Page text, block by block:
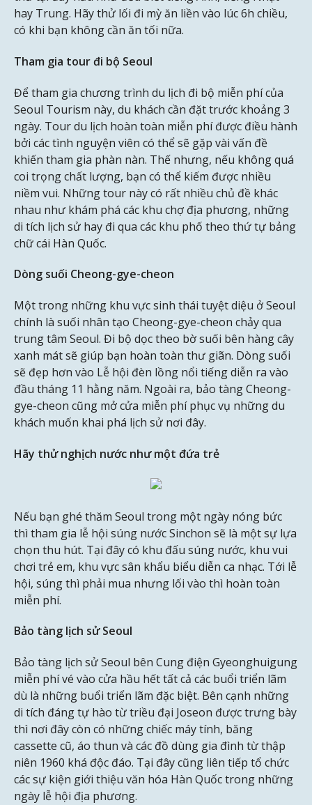
hay Trung. Hãy thử lối đi mỳ ăn liền vào lúc 6h chiều,
có khi bạn không cần ăn tối nữa.
Tham gia tour đi bộ Seoul
Để tham gia chương trình du lịch đi bộ miễn phí của
Seoul Tourism này, du khách cần đặt trước khoảng 3
ngày. Tour du lịch hoàn toàn miễn phí được điều hành
bởi các tình nguyện viên có thể sẽ gặp vài vấn đề
khiến tham gia phàn nàn. Thế nhưng, nếu không quá
coi trọng chất lượng, bạn có thể kiếm được nhiều
niềm vui. Những tour này có rất nhiều chủ đề khác
nhau như khám phá các khu chợ địa phương, những
di tích lịch sử hay đi qua các khu phố theo thứ tự bảng
chữ cái Hàn Quốc.
Dòng suối Cheong-gye-cheon
Một trong những khu vực sinh thái tuyệt diệu ở Seoul
chính là suối nhân tạo Cheong-gye-cheon chảy qua
trung tâm Seoul. Đi bộ dọc theo bờ suối bên hàng cây
xanh mát sẽ giúp bạn hoàn toàn thư giãn. Dòng suối
sẽ đẹp hơn vào Lễ hội đèn lồng nổi tiếng diễn ra vào
đầu tháng 11 hằng năm. Ngoài ra, bảo tàng Cheong-
gye-cheon cũng mở cửa miễn phí phục vụ những du
khách muốn khai phá lịch sử nơi đây.
Hãy thử nghịch nước như một đứa trẻ
Nếu bạn ghé thăm Seoul trong một ngày nóng bức
thì tham gia lễ hội súng nước Sinchon sẽ là một sự lựa
chọn thu hút. Tại đây có khu đấu súng nước, khu vui
chơi trẻ em, khu vực sân khẩu biểu diễn ca nhạc. Tới lễ
hội, súng thì phải mua nhưng lối vào thì hoàn toàn
miễn phí.
Bảo tàng lịch sử Seoul
Bảo tàng lịch sử Seoul bên Cung điện Gyeonghuigung
miễn phí vé vào cửa hầu hết tất cả các buổi triển lãm
dù là những buổi triển lãm đặc biệt. Bên cạnh những
di tích đáng tự hào từ triều đại Joseon được trưng bày
thì nơi đây còn có những chiếc máy tính, băng
cassette cũ, áo thun và các đồ dùng gia đình từ thập
niên 1960 khá độc đáo. Tại đây cũng liên tiếp tổ chức
các sự kiện giới thiệu văn hóa Hàn Quốc trong những
ngày lễ hội địa phương.